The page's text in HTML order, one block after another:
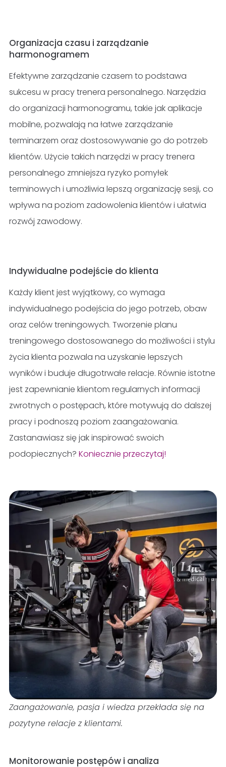
Organizacja czasu i zarządzanie
harmonogramem
Efektywne zarządzanie czasem to podstawa
sukcesu w pracy trenera personalnego. Narzędzia
do organizacji harmonogramu, takie jak aplikacje
mobilne, pozwalają na łatwe zarządzanie
terminarzem oraz dostosowywanie go do potrzeb
klientów. Użycie takich narzędzi w pracy trenera
personalnego zmniejsza ryzyko pomyłek
terminowych i umożliwia lepszą organizację sesji, co
wpływa na poziom zadowolenia klientów i ułatwia
rozwój zawodowy.
Indywidualne podejście do klienta
Każdy klient jest wyjątkowy, co wymaga
indywidualnego podejścia do jego potrzeb, obaw
oraz celów treningowych. Tworzenie planu
treningowego dostosowanego do możliwości i stylu
życia klienta pozwala na uzyskanie lepszych
wyników i buduje długotrwałe relacje. Równie istotne
jest zapewnianie klientom regularnych informacji
zwrotnych o postępach, które motywują do dalszej
pracy i podnoszą poziom zaangażowania.
Zastanawiasz się jak inspirować swoich
podopiecznych? Koniecznie przeczytaj!
Zaangażowanie, pasja i wiedza przekłada się na
pozytyne relacje z klientami.
Monitorowanie postępów i analiza